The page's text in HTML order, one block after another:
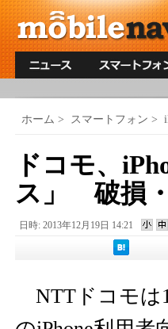
ホーム > スマートフォン >
ドコモ、
ス」 破損・
日時: 2013年12月19日 14:21
NTTドコモは